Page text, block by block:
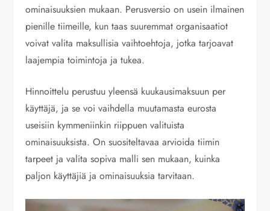
ominaisuuksien mukaan. Perusversio on usein ilmainen
pienille tiimeille, kun taas suuremmat organisaatiot
voivat valita maksullisia vaihtoehtoja, jotka tarjoavat
laajempia toimintoja ja tukea.
Hinnoittelu perustuu yleensä kuukausimaksuun per
käyttäjä, ja se voi vaihdella muutamasta eurosta
useisiin kymmeniinkin riippuen valituista
ominaisuuksista. On suositeltavaa arvioida tiimin
tarpeet ja valita sopiva malli sen mukaan, kuinka
paljon käyttäjiä ja ominaisuuksia tarvitaan.